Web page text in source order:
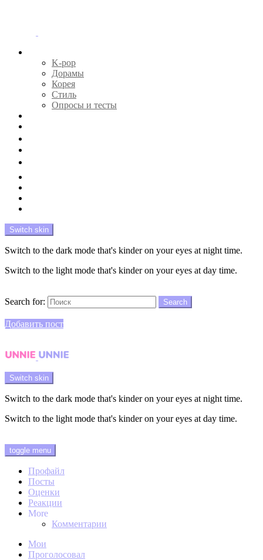
K-pop
Дорамы
Корея
Стиль
Опросы и тесты
Switch skin
Switch to the dark mode that's kinder on your eyes at night time.
Switch to the light mode that's kinder on your eyes at day time.
Search for:
Search
Добавить пост
Switch skin
Switch to the dark mode that's kinder on your eyes at night time.
Switch to the light mode that's kinder on your eyes at day time.
toggle menu
Профайл
Посты
Оценки
Реакции
More
Комментарии
Мои
Проголосовал